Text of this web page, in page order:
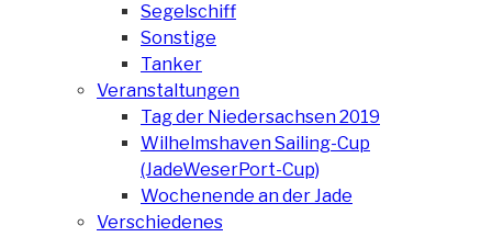
Segelschiff
Sonstige
Tanker
Veranstaltungen
Tag der Niedersachsen 2019
Wilhelmshaven Sailing-Cup
(JadeWeserPort-Cup)
Wochenende an der Jade
Verschiedenes